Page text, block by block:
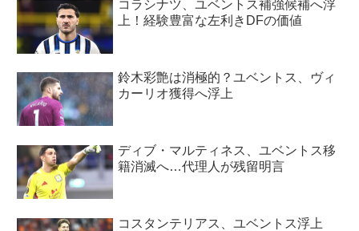
コラシナツ、ユベントス補強候補へ浮
上！経験豊富な左利きDFの価値
鈴木彩艶は消極的？ユベントス、ヴィ
カーリオ獲得へ浮上
ディブ・マルティネス、ユベントス移
籍消滅へ…代理人が残留明言
コスタンテリアス、ユベントス浮上